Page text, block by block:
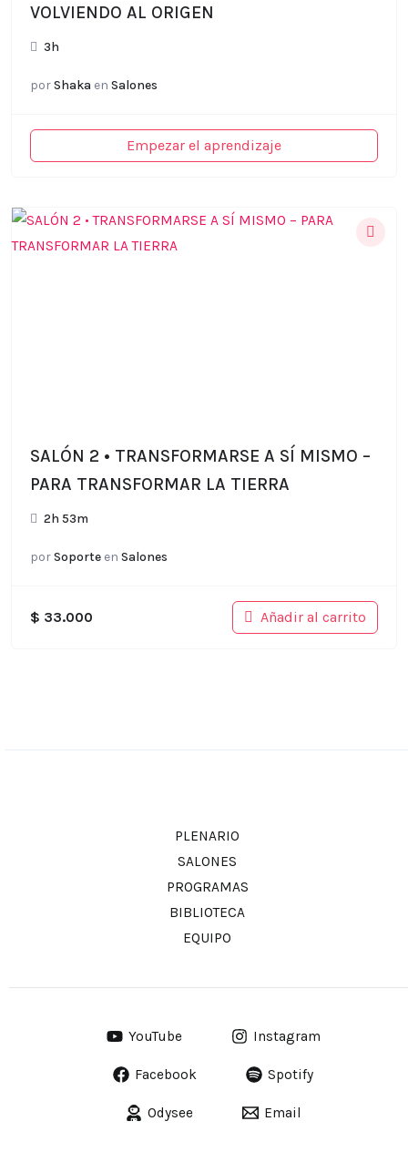
VOLVIENDO AL ORIGEN
3h
porShaka en Salones
Empezar el aprendizaje
SALÓN 2 • TRANSFORMARSE A SÍ MISMO –
PARA TRANSFORMAR LA TIERRA
2h 53m
porSoporteen Salones
$ 33.000 Añadir al carrito
PLENARIO
SALONES
PROGRAMAS
BIBLIOTECA
EQUIPO
YouTube Instagram
Facebook Spotify
Odysee Email